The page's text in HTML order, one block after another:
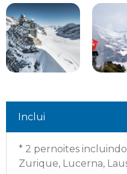
Inclui
* 2 pernoites
Zurique, Lucerna,